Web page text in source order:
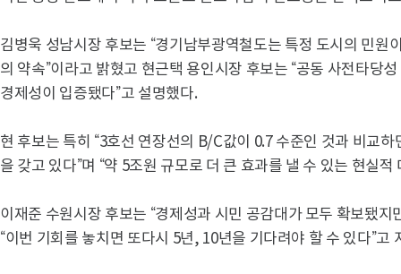
김병욱 성남시장 후보는 “경기남부광역철도는 특정 도시의 민원
의 약속”이라고 밝혔고 현근택 용인시장 후보는 “공동 사전타당
경제성이 입증됐다”고 설명했다.
현 후보는 특히 “3호선 연장선의 B/C값이 0.7 수준인 것과 비교
을 갖고 있다”며 “약 5조원 규모로 더 큰 효과를 낼 수 있는 현실
이재준 수원시장 후보는 “경제성과 시민 공감대가 모두 확보됐
“이번 기회를 놓치면 또다시 5년, 10년을 기다려야 할 수 있다”고